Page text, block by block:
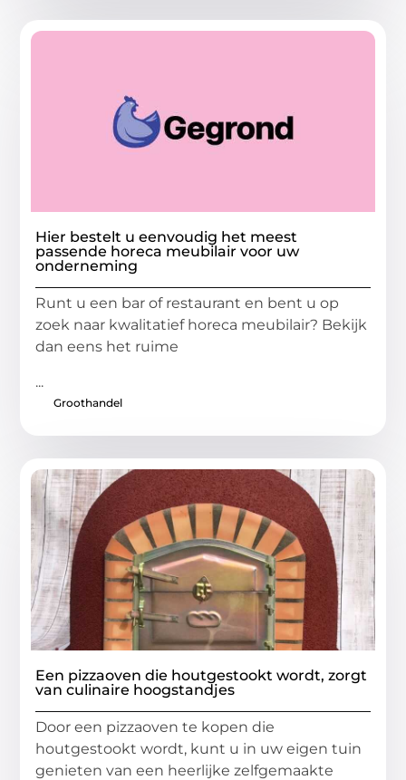
Hier bestelt u eenvoudig het meest
passende horeca meubilair voor uw
onderneming
Runt u een bar of restaurant en bent u op
zoek naar kwalitatief horeca meubilair? Bekijk
dan eens het ruime
...
Groothandel
Een pizzaoven die houtgestookt wordt, zorgt
van culinaire hoogstandjes
Door een pizzaoven te kopen die
houtgestookt wordt, kunt u in uw eigen tuin
genieten van een heerlijke zelfgemaakte